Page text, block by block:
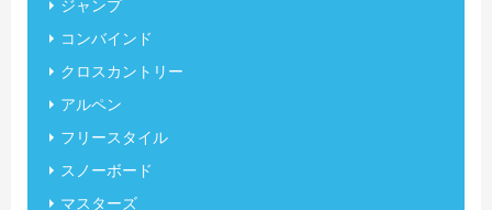
ジャンプ
コンバインド
クロスカントリー
アルペン
フリースタイル
スノーボード
マスターズ